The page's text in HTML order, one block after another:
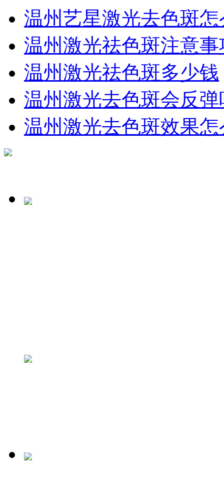
温州艺星激光去色斑
温州激光祛色斑注意事
温州激光祛色斑多少钱
温州激光去色斑会反弹
温州激光去色斑效果怎